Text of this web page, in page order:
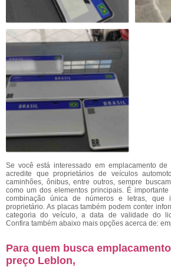
Se você está interessado em emplacamento
acredite que proprietários de veículos
caminhões, ônibus, entre outros, sempre
como um dos elementos principais. É
combinação única de números e letras, que
proprietário. As placas também podem conter
categoria do veículo, a data de validade do
Confira também abaixo mais opções acerca de:
Para quem busca
preço Leblon,